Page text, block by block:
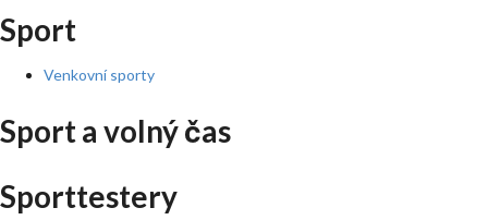
Sport
Venkovní sporty
Sport a volný čas
Sporttestery